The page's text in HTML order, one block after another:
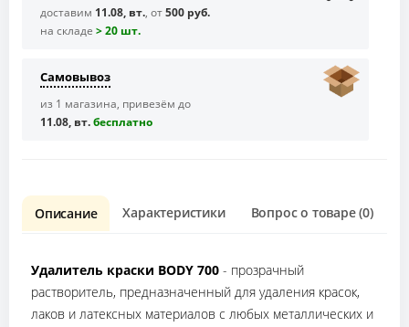
доставим 11.08, вт., от500 руб.
на складе > 20 шт.
Самовывоз
из 1 магазина, привезём до
11.08, вт.бесплaтно
Описание Характеристики Вопрос о товаре (0)
Удалитель краски BODY 700 - прозрачный
растворитель, предназначенный для удаления красок,
лаков и латексных материалов с любых металлических и